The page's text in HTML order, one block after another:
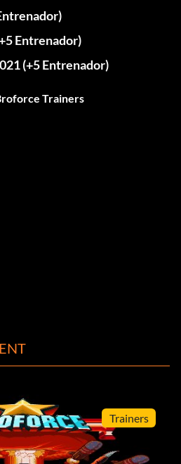
Entrenador)
(+5 Entrenador)
Trainers
Trainers